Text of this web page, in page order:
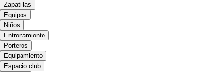
Zapatillas
Equipos
Niños
Entrenamiento
Porteros
Equipamiento
Espacio club